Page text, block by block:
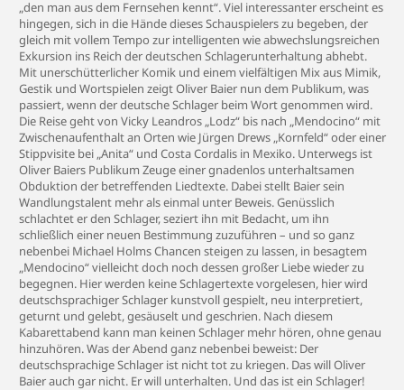
„den man aus dem Fernsehen kennt“. Viel interessanter erscheint es
hingegen, sich in die Hände dieses Schauspielers zu begeben, der
gleich mit vollem Tempo zur intelligenten wie abwechslungsreichen
Exkursion ins Reich der deutschen Schlagerunterhaltung abhebt.
Mit unerschütterlicher Komik und einem vielfältigen Mix aus Mimik,
Gestik und Wortspielen zeigt Oliver Baier nun dem Publikum, was
passiert, wenn der deutsche Schlager beim Wort genommen wird.
Die Reise geht von Vicky Leandros „Lodz“ bis nach „Mendocino“ mit
Zwischenaufenthalt an Orten wie Jürgen Drews „Kornfeld“ oder einer
Stippvisite bei „Anita“ und Costa Cordalis in Mexiko. Unterwegs ist
Oliver Baiers Publikum Zeuge einer gnadenlos unterhaltsamen
Obduktion der betreffenden Liedtexte. Dabei stellt Baier sein
Wandlungstalent mehr als einmal unter Beweis. Genüsslich
schlachtet er den Schlager, seziert ihn mit Bedacht, um ihn
schließlich einer neuen Bestimmung zuzuführen – und so ganz
nebenbei Michael Holms Chancen steigen zu lassen, in besagtem
„Mendocino“ vielleicht doch noch dessen großer Liebe wieder zu
begegnen. Hier werden keine Schlagertexte vorgelesen, hier wird
deutschsprachiger Schlager kunstvoll gespielt, neu interpretiert,
geturnt und gelebt, gesäuselt und geschrien. Nach diesem
Kabarettabend kann man keinen Schlager mehr hören, ohne genau
hinzuhören. Was der Abend ganz nebenbei beweist: Der
deutschsprachige Schlager ist nicht tot zu kriegen. Das will Oliver
Baier auch gar nicht. Er will unterhalten. Und das ist ein Schlager!